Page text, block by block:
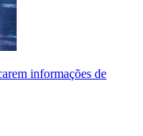
informações de